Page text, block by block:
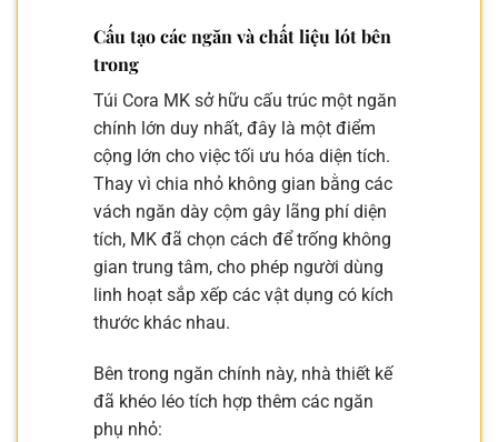
Cấu tạo các ngăn và chất liệu lót bên
trong
Túi Cora MK sở hữu cấu trúc một ngăn
chính lớn duy nhất, đây là một điểm
cộng lớn cho việc tối ưu hóa diện tích.
Thay vì chia nhỏ không gian bằng các
vách ngăn dày cộm gây lãng phí diện
tích, MK đã chọn cách để trống không
gian trung tâm, cho phép người dùng
linh hoạt sắp xếp các vật dụng có kích
thước khác nhau.
Bên trong ngăn chính này, nhà thiết kế
đã khéo léo tích hợp thêm các ngăn
phụ nhỏ: